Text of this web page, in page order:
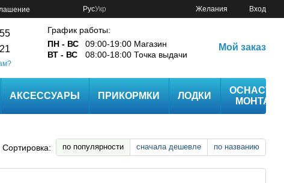
РусУкр Желания Вход
График работы:
ПН - ВС
09:00-19:00 Магазин
ВТ - ВС
08:00-18:00 Точка выдачи
Мой заказ
АКСЕССУАРЫ ПРИКОРМКИ ЛОДКИ
ОСНАСТКА
МОНТАЖ
Сортировка: по популярности сначала дешевле по названию